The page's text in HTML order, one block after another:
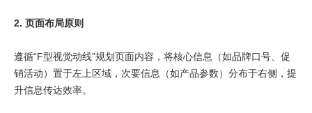
2. 页面布局原则
遵循“F型视觉动线”规划页面内容，将核心信息（如品牌口号、促
销活动）置于左上区域，次要信息（如产品参数）分布于右侧，提
升信息传达效率。